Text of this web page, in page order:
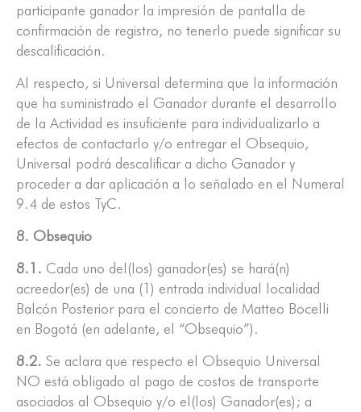
participante ganador la impresión de pantalla de
confirmación de registro, no tenerlo puede significar su
descalificación.
Al respecto, si Universal determina que la información
que ha suministrado el Ganador durante el desarrollo
de la Actividad es insuficiente para individualizarlo a
efectos de contactarlo y/o entregar el Obsequio,
Universal podrá descalificar a dicho Ganador y
proceder a dar aplicación a lo señalado en el Numeral
9.4 de estos TyC.
8. Obsequio
8.1. Cada uno del(los) ganador(es) se hará(n)
acreedor(es) de una (1) entrada individual localidad
Balcón Posterior para el concierto de Matteo Bocelli
en Bogotá (en adelante, el “Obsequio”).
8.2. Se aclara que respecto el Obsequio Universal
NO está obligado al pago de costos de transporte
asociados al Obsequio y/o el(los) Ganador(es); a